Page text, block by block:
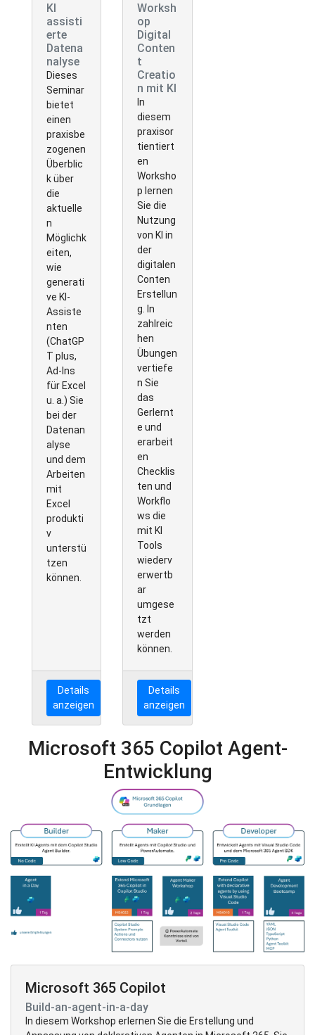
KI
assisti
erte
Datena
nalyse
Dieses
Seminar
bietet
einen
praxisbe
zogenen
Überblic
k über
die
aktuelle
n
Möglichk
eiten,
wie
generati
ve KI-
Assiste
nten
(ChatGP
T plus,
Ad-Ins
für Excel
u. a.) Sie
bei der
Datenan
alyse
und dem
Arbeiten
mit
Excel
produkti
v
unterstü
tzen
können.
Details
anzeigen
Worksh
op
Digital
Conten
t
Creatio
n mit KI
In
diesem
praxisor
tientiert
en
Worksho
p lernen
Sie die
Nutzung
von KI in
der
digitalen
Conten
Erstellun
g. In
zahlreic
hen
Übungen
vertiefe
n Sie
das
Gerlernt
e und
erarbeit
en
Checklis
ten und
Workflo
ws die
mit KI
Tools
wiederv
erwertb
ar
umgese
tzt
werden
können.
Details
anzeigen
Microsoft 365 Copilot Agent-
Entwicklung
Microsoft 365 Copilot
Build-an-agent-in-a-day
In diesem Workshop erlernen Sie die Erstellung und